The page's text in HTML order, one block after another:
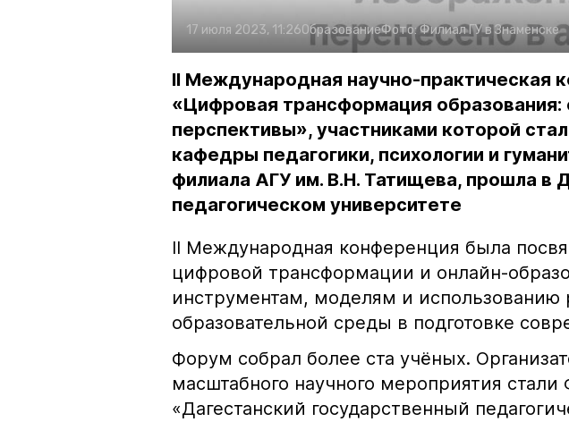
17 июля 2023, 11:26ОбразованиеФото:Филиал ГУ в Знаменске
II Международная научно-практическая
«Цифровая трансформация образования:
перспективы», участниками которой
кафедры педагогики, психологии и
филиала АГУ им. В.Н. Татищева, прошла в
педагогическом университете
II Международная конференция была
цифровой трансформации и онлайн-
инструментам, моделям и использованию
образовательной среды в подготовке
Форум собрал более ста учёных.
масштабного научного мероприятия
«Дагестанский государственный